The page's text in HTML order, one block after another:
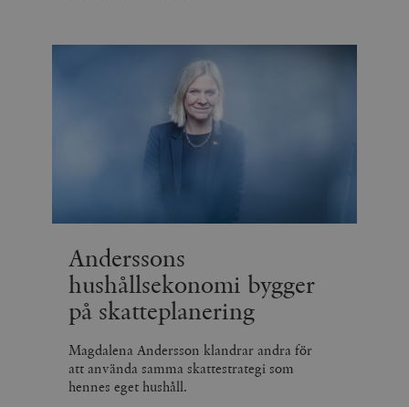
Anderssons
hushållsekonomi bygger
på skatteplanering
Magdalena Andersson klandrar andra för
att använda samma skattestrategi som
hennes eget hushåll.